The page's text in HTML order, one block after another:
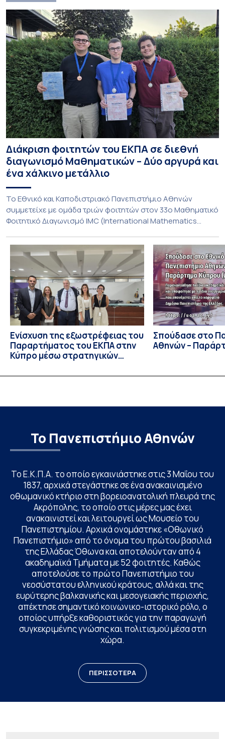
Διάκριση φοιτητών του ΕΚΠΑ σε διεθνή
διαγωνισμό Μαθηματικών – Δύο αργυρά και
ένα χάλκινο μετάλλιο
To Εθνικό και Καποδιστριακό Πανεπιστήμιο Αθηνών
συμμετείχε με ομάδα τριών φοιτητών στον 33ο Μαθηματικό
Φοιτητικό Διαγωνισμό IMC (International Mathematics
Ιουλίου στο Blagoevgrad της Βουλγαρίας. Σε αυτόν
συμμετείχαν 447 φοιτητές εκπροσωπώντας 135
πανεπιστήμια από 46 χώρες. Από την Ελλάδα, συμμετείχαν
επίσης το Εθνικό Μετσόβιο Πολυτεχνείο, το Αριστοτέλειο
Πανεπιστήμιο […]
Ενίσχυση της εξωστρέφειας του
Παραρτήματος του ΕΚΠΑ στην
Κύπρο μέσω στρατηγικών
Σπούδασε στο
Αθηνών –
Το Πανεπιστήμιο Αθηνών
Το Ε.Κ.Π.Α. το οποίο εγκαινιάστηκε στις 3 Μαΐου του
1837, αρχικά στεγάστηκε σε ένα ανακαινισμένο
οθωμανικό κτήριο στη βορειοανατολική πλευρά της
Ακρόπολης, το οποίο στις μέρες μας έχει
ανακαινιστεί και λειτουργεί ως Μουσείο του
Πανεπιστημίου. Αρχικά ονομάστηκε «Οθωνικό
Πανεπιστήμιο» από το όνομα του πρώτου βασιλιά
της Ελλάδας Όθωνα και αποτελούνταν από 4
ακαδημαϊκά Τμήματα με 52 φοιτητές. Καθώς
αποτελούσε το πρώτο Πανεπιστήμιο του
νεοσύστατου ελληνικού κράτους, αλλά και της
ευρύτερης βαλκανικής και μεσογειακής περιοχής,
απέκτησε σημαντικό κοινωνικο-ιστορικό ρόλο, ο
οποίος υπήρξε καθοριστικός για την παραγωγή
συγκεκριμένης γνώσης και πολιτισμού μέσα στη
χώρα.
ΠΕΡΙΣΣΟΤΕΡΑ